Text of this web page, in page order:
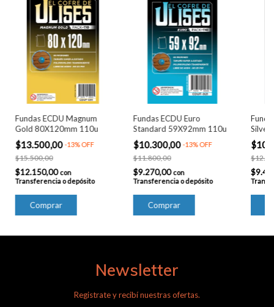
Fundas ECDU Magnum
Gold 80X120mm 110u
$13.500,00-13%OFF
$15.500,00
$12.150,00con
Transferencia o depósito
Fundas ECDU Euro
Standard 59X92mm 110u
$10.300,00-13%OFF
$11.800,00
$9.270,00con
Transferencia o depósito
Silver
Newsletter
Registrate y recibí nuestras ofertas.